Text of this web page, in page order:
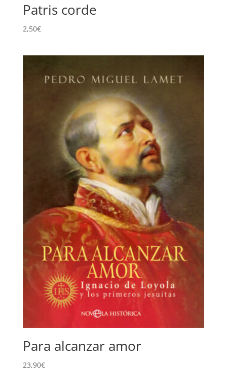
Patris corde
2,50€
Para alcanzar amor
23,90€